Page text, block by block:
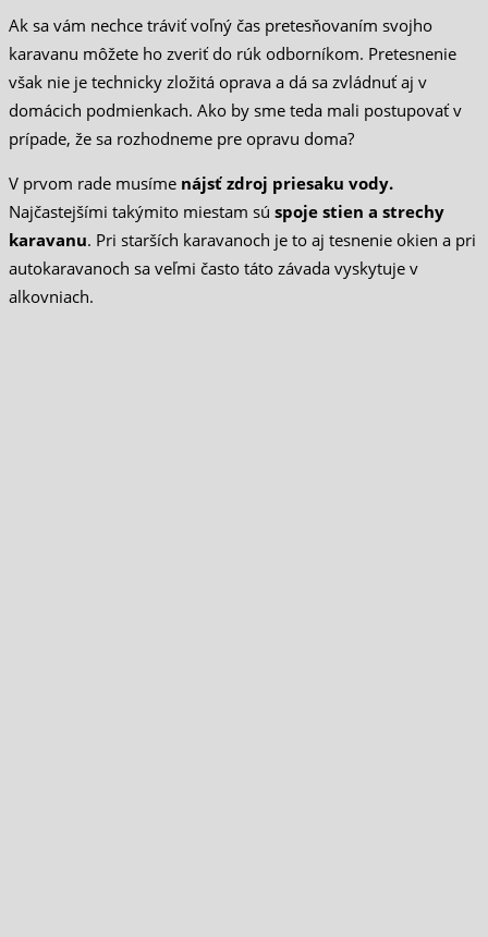
Ak sa vám nechce tráviť voľný čas pretesňovaním svojho
karavanu môžete ho zveriť do rúk odborníkom. Pretesnenie
však nie je technicky zložitá oprava a dá sa zvládnuť aj v
domácich podmienkach. Ako by sme teda mali postupovať v
prípade, že sa rozhodneme pre opravu doma?
V prvom rade musíme nájsť zdroj priesaku vody.
Najčastejšími takýmito miestam sú spoje stien a strechy
karavanu. Pri starších karavanoch je to aj tesnenie okien a pri
autokaravanoch sa veľmi často táto závada vyskytuje v
alkovniach.